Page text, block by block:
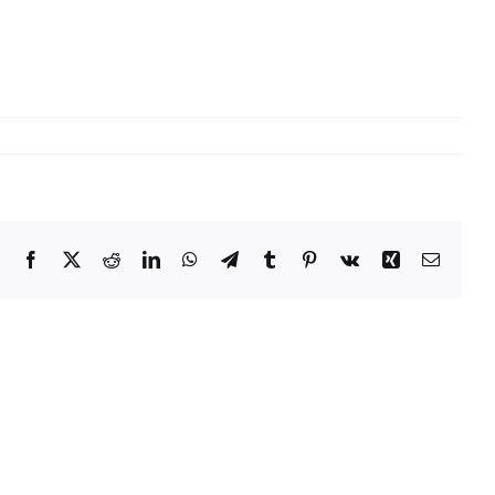
Facebook
X RedditLinkedInWhatsApp
TelegramTumblr Pinterest
Vk Xing 電